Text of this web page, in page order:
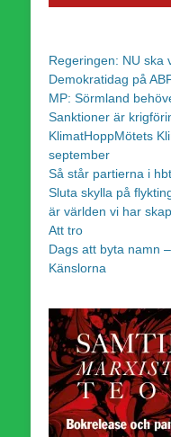
Regeringen: NU ska
Demokratidag på
MP: Sörmland
Sanktioner är
KlimatHoppMötets
september
Så står partierna i
Sluta skylla på
är världen vi har
Att tro
Dags att byta namn
Känslorna